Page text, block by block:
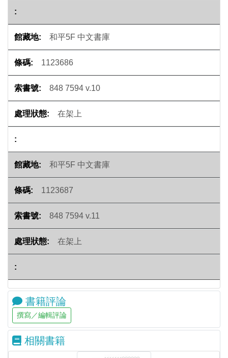
和平5F 中文書庫
1123686
848 7594 v.10
在架上
和平5F 中文書庫
1123687
848 7594 v.11
在架上
書籍評論
相關書籍